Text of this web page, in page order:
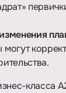
класса